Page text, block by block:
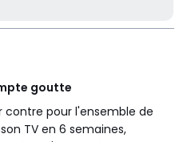
goutte
contre pour l'ensemble de
TV en 6 semaines,